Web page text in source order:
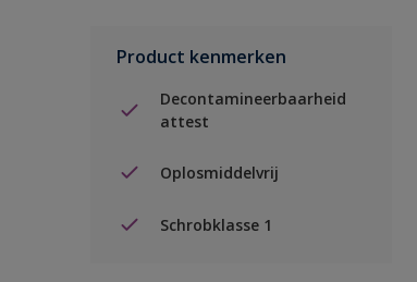
Product kenmerken
Decontamineerbaarheid
attest
Oplosmiddelvrij
Schrobklasse 1